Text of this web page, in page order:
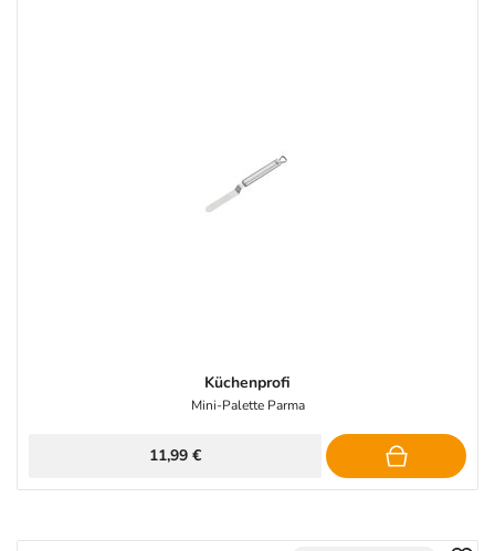
Küchenprofi
Mini-Palette Parma
11,99 €